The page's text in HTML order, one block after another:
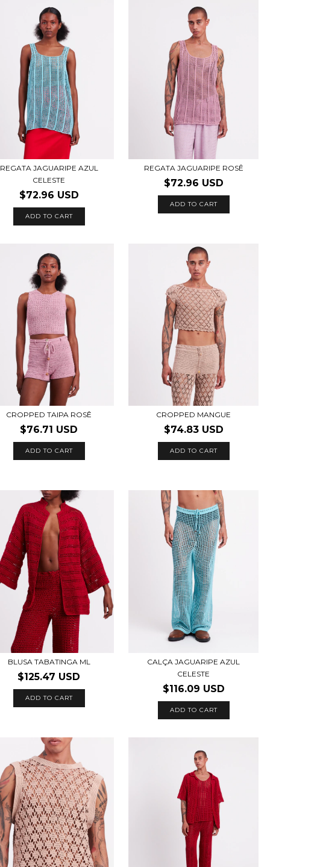
REGATA JAGUARIPE AZUL
CELESTE
$72.96 USD
ADD TO CART
REGATA JAGUARIPE ROSÊ
$72.96 USD
ADD TO CART
CROPPED TAIPA ROSÊ
$76.71 USD
ADD TO CART
CROPPED MANGUE
$74.83 USD
ADD TO CART
BLUSA TABATINGA ML
$125.47 USD
ADD TO CART
CALÇA JAGUARIPE AZUL
CELESTE
$116.09 USD
ADD TO CART